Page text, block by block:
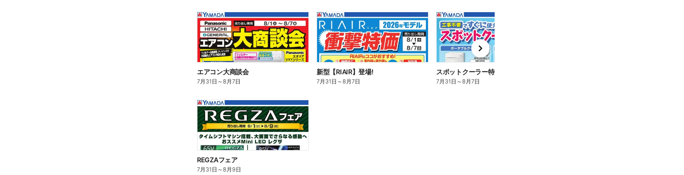
エアコン大商談会
7月31日 ～8月7日
新型【RIAIR】登場!
7月31日 ～8月7日
スポットクーラー特集
7月31日 ～8月7日
e
x
t
REGZAフェア
7月31日 ～8月9日